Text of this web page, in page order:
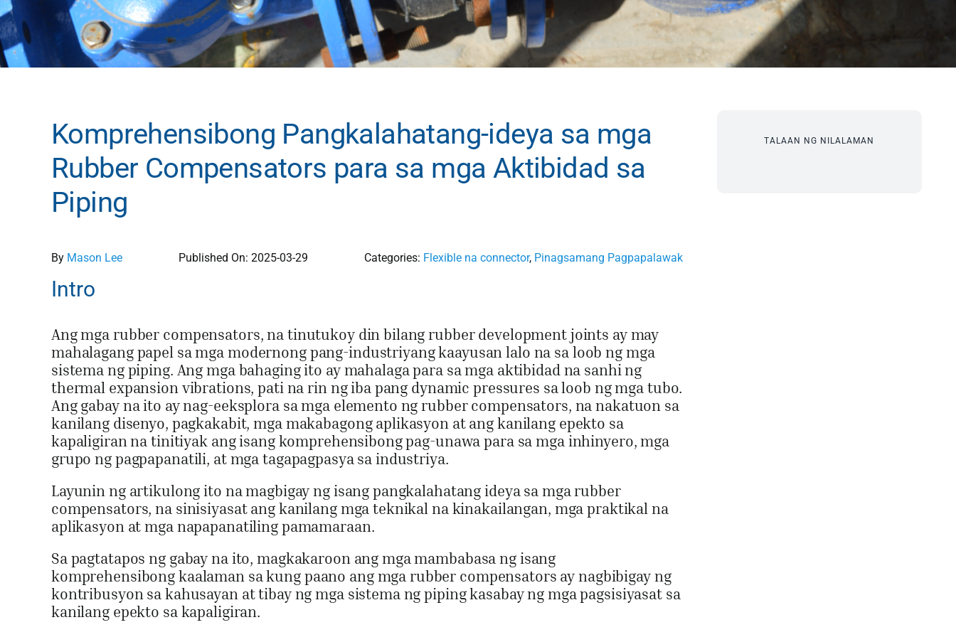
Komprehensibong Pangkalahatang-ideya sa mga
Rubber Compensators para sa mga Aktibidad sa
Piping
By Mason Lee Published On: 2025-03-29 Categories: Flexible na connector, Pinagsamang Pagpapalawak
Intro
Ang mga rubber compensators, na tinutukoy din bilang rubber development joints ay may
mahalagang papel sa mga modernong pang-industriyang kaayusan lalo na sa loob ng mga
sistema ng piping. Ang mga bahaging ito ay mahalaga para sa mga aktibidad na sanhi ng
thermal expansion vibrations, pati na rin ng iba pang dynamic pressures sa loob ng mga tubo.
Ang gabay na ito ay nag-eeksplora sa mga elemento ng rubber compensators, na nakatuon sa
kanilang disenyo, pagkakabit, mga makabagong aplikasyon at ang kanilang epekto sa
kapaligiran na tinitiyak ang isang komprehensibong pag-unawa para sa mga inhinyero, mga
grupo ng pagpapanatili, at mga tagapagpasya sa industriya.
Layunin ng artikulong ito na magbigay ng isang pangkalahatang ideya sa mga rubber
compensators, na sinisiyasat ang kanilang mga teknikal na kinakailangan, mga praktikal na
aplikasyon at mga napapanatiling pamamaraan.
Sa pagtatapos ng gabay na ito, magkakaroon ang mga mambabasa ng isang
komprehensibong kaalaman sa kung paano ang mga rubber compensators ay nagbibigay ng
kontribusyon sa kahusayan at tibay ng mga sistema ng piping kasabay ng mga pagsisiyasat sa
kanilang epekto sa kapaligiran.
TALAAN NG NILALAMAN